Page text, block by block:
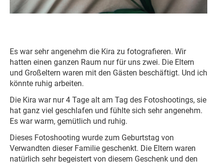
Es war sehr angenehm die Kira zu fotografieren. Wir
hatten einen ganzen Raum nur für uns zwei. Die Eltern
und Großeltern waren mit den Gästen beschäftigt. Und ich
könnte ruhig arbeiten.
Die Kira war nur 4 Tage alt am Tag des Fotoshootings, sie
hat ganz viel geschlafen und fühlte sich sehr angenehm.
Es war warm, gemütlich und ruhig.
Dieses Fotoshooting wurde zum Geburtstag von
Verwandten dieser Familie geschenkt. Die Eltern waren
natürlich sehr begeistert von diesem Geschenk und den